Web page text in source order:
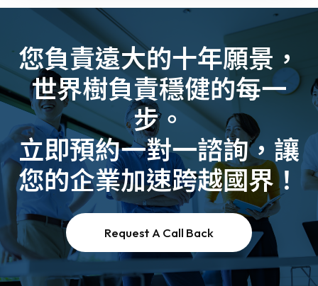
您負責遠大的十年願景，
世界樹負責穩健的每一
步。
​立即預約一對一諮詢，讓
您的企業加速跨越國界！
Request A Call Back